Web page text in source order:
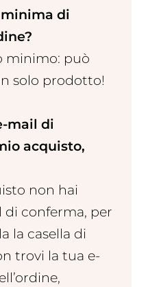
di
minimo: può
solo prodotto!
mail di
acquisto,
non hai
di conferma, per
la casella di
trovi la tua e-